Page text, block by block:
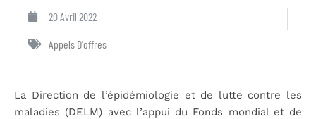
20 Avril 2022
Appels D'offres
La Direction de l’épidémiologie et de lutte contre les
maladies (DELM) avec l’appui du Fonds mondial et de